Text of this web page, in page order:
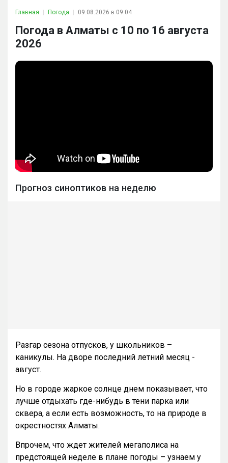
Главная Погода 09.08.2026 в 09:04
Погода в Алматы с 10 по 16 августа
2026
Прогноз синоптиков на неделю
Разгар сезона отпусков, у школьников –
каникулы. На дворе последний летний месяц -
август.
Но в городе жаркое солнце днем показывает, что
лучше отдыхать где-нибудь в тени парка или
сквера, а если есть возможность, то на природе в
окрестностях Алматы.
Впрочем, что ждет жителей мегаполиса на
предстоящей неделе в плане погоды – узнаем у